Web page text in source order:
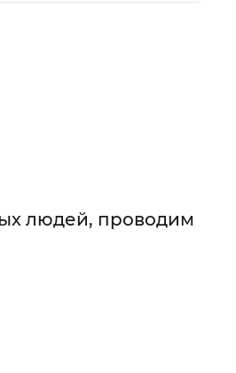
людей, проводим